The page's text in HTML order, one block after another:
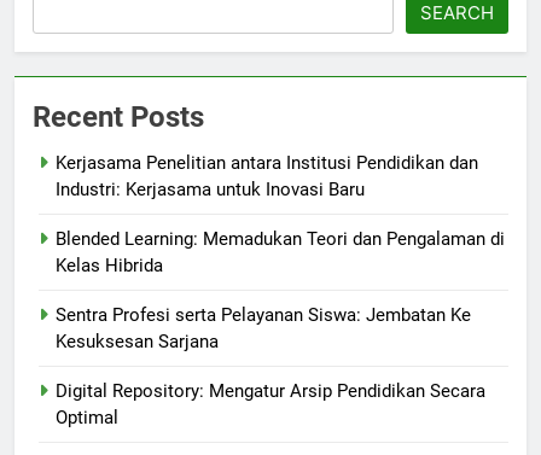
SEARCH
Recent Posts
Kerjasama Penelitian antara Institusi Pendidikan dan
Industri: Kerjasama untuk Inovasi Baru
Blended Learning: Memadukan Teori dan Pengalaman di
Kelas Hibrida
Sentra Profesi serta Pelayanan Siswa: Jembatan Ke
Kesuksesan Sarjana
Digital Repository: Mengatur Arsip Pendidikan Secara
Optimal